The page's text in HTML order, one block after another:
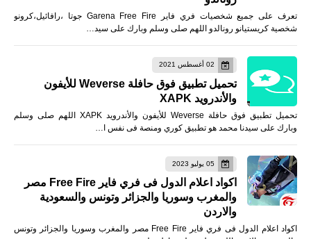
تعرف على جميع شخصيات فري فاير Garena Free Fire جوتا ،رافائيل،كرونو
شخصية كريستيانو رونالدو اللهم صلى وسلم وبارك على سيد…
02 أغسطس 2021
تحميل تطبيق فوق حافلة Weverse للأيفون
والأندرويد XAPK
تحميل تطبيق فوق حافلة Weverse للأيفون والأندرويد XAPK اللهم صلى وسلم
وبارك على سيدنا محمد هو تطبيق كوري ومنصة فى نفس ا…
05 يوليو 2023
اكواد اعلام الدول فى فري فاير Free Fire مصر
والمغرب وسوريا والجزائر وتونس والسعودية
والاردن
اكواد اعلام الدول فى فري فاير Free Fire مصر والمغرب وسوريا والجزائر وتونس